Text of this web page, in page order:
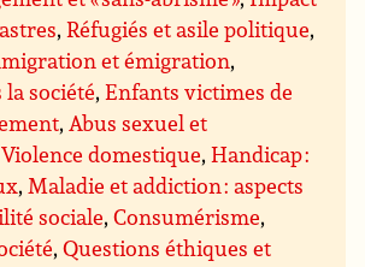
,Réfugiés et asile politique,
et émigration,
société,Enfants victimes de
,Abus sexuel et
Violence domestique,Handicap :
,Maladie et addiction : aspects
sociale,Consumérisme,
,Questions éthiques et